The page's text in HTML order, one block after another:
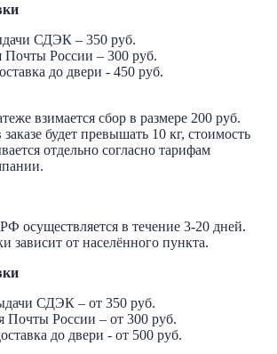
СДЭК – 350 руб.
Почты России – 300 руб.
до двери - 450 руб.
взимается сбор в размере 200 руб.
будет превышать 10 кг, стоимость
отдельно согласно тарифам
осуществляется в течение 3-20 дней.
зависит от населённого пункта.
СДЭК – от 350 руб.
Почты России – от 300 руб.
до двери - от 500 руб.